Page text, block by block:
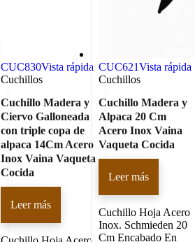
CUC830Vista rápida
Cuchillos
Cuchillo Madera y
Ciervo Galloneada
con triple copa de
alpaca 14Cm Acero
Inox Vaina Vaqueta
Cocida
Leer más
CUC621Vista rápida
Cuchillos
Cuchillo Madera y
Alpaca 20 Cm
Acero Inox Vaina
Vaqueta Cocida
Leer más
Cuchillo Hoja Acero
Inox. Schmieden 20
Cm Encabado En